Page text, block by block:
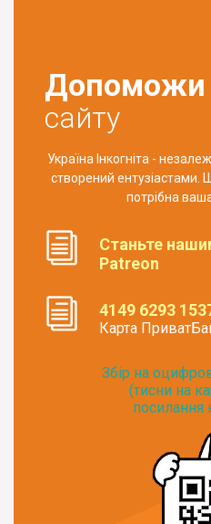
Допоможи
сайту
Україна Інкогніта -
створений
потрібна
Станьте
Patreon
4149 6293
Карта
Збір на
(тисни на
посилання